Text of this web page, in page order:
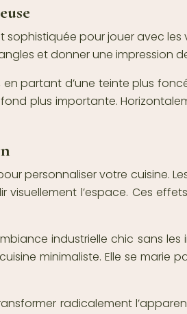
pour jouer avec
et donner une impression
partant d’une teinte plus
plus importante.
personnaliser votre cuisine.
l’espace. Ces
industrielle chic sans
minimaliste. Elle se marie
radicalement